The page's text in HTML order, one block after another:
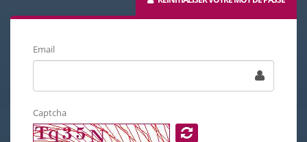
Email
Captcha